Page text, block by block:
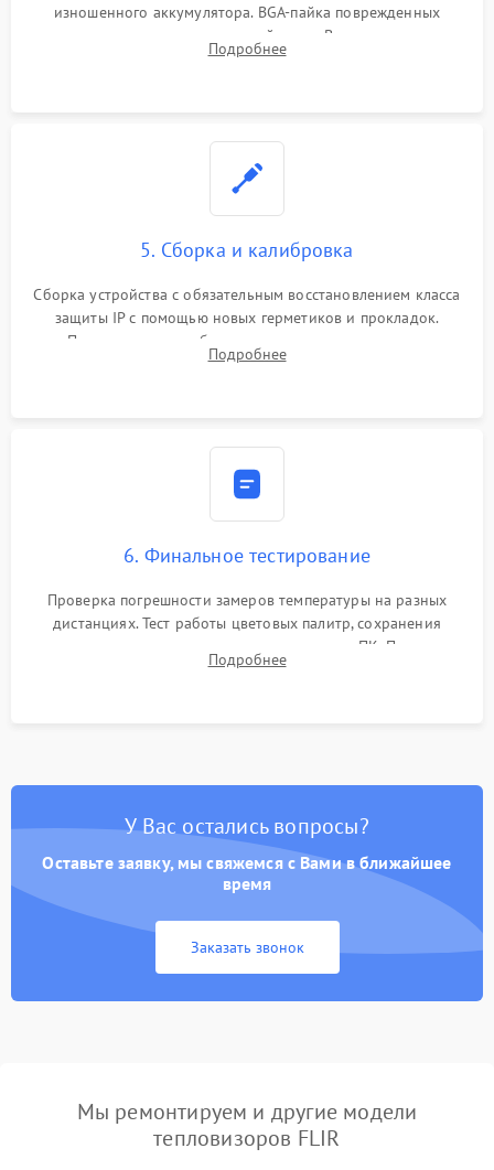
изношенного аккумулятора. BGA-пайка поврежденных
контроллеров на материнской плате. Восстановление
разъемов и кнопок, замена поврежденных элементов
Подробнее
5. Сборка и калибровка
Сборка устройства с обязательным восстановлением класса
защиты IP с помощью новых герметиков и прокладок.
Программная калибровка матрицы по эталонному
абсолютно черному телу для точного измерения температур.
Подробнее
6. Финальное тестирование
Проверка погрешности замеров температуры на разных
дистанциях. Тест работы цветовых палитр, сохранения
термограмм в память и передачи данных на ПК. Проверка
автономности работы и итоговый контроль качества.
Подробнее
У Вас остались вопросы?
Оставьте заявку, мы свяжемся с Вами в ближайшее
время
Заказать звонок
Мы ремонтируем и другие модели
тепловизоров FLIR